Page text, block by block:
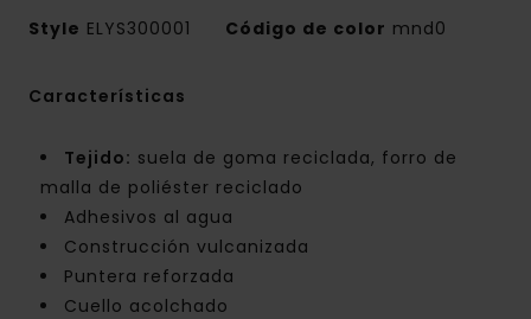
Style ELYS300001 Código de color mnd0
Características
Tejido: suela de goma reciclada, forro de
malla de poliéster reciclado
Adhesivos al agua
Construcción vulcanizada
Puntera reforzada
Cuello acolchado